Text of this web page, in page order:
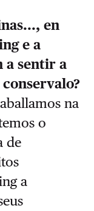
en
e a
a sentir a
na
o
de
a